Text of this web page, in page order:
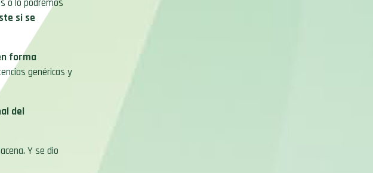
o lo podremos
si se
forma
genéricas y
del
Y se dio